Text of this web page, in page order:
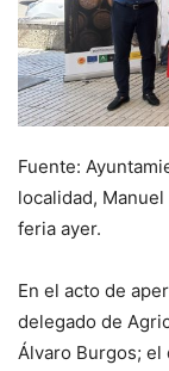
Fuente:
localidad,
feria ayer.
En el acto de
delegado de
Álvaro Burgos;